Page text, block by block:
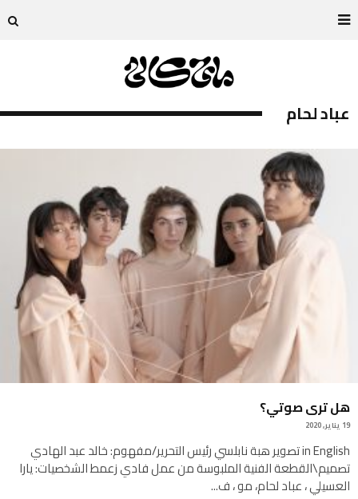
عباد لحام
هل ترى صوتي؟
19 يناير, 2020
in English تصوير هبة نابلسي رئيس التحرير/مفهوم: خالد عبد الهادي
تصميم\القطعة الفنية الملبوسة من عمل فادي زعمط الشخصيات: يارا
العسيلي ، عباد لحام، مو ، ف...